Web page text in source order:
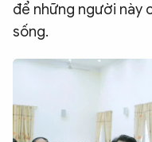
để những người này
sống.